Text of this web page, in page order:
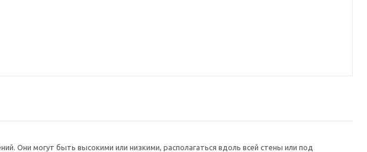
Они могут быть высокими или низкими, располагаться вдоль всей стены или под